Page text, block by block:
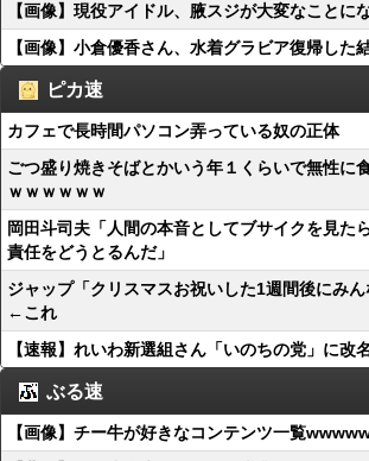
【画像】現役アイドル、腋スジが大変なことに
【画像】小倉優香さん、水着グラビア復帰し
ピカ速
カフェで長時間パソコン弄っている奴の正体
ごつ盛り焼きそばとかいう年１くらいで無性に
ｗｗｗｗｗｗ
岡田斗司夫「人間の本音としてブサイクを見た
責任をどうとるんだ」
ジャップ「クリスマスお祝いした1週間後にみん
←これ
【速報】れいわ新選組さん「いのちの党」に改
ぶる速
【画像】チー牛が好きなコンテンツ一覧